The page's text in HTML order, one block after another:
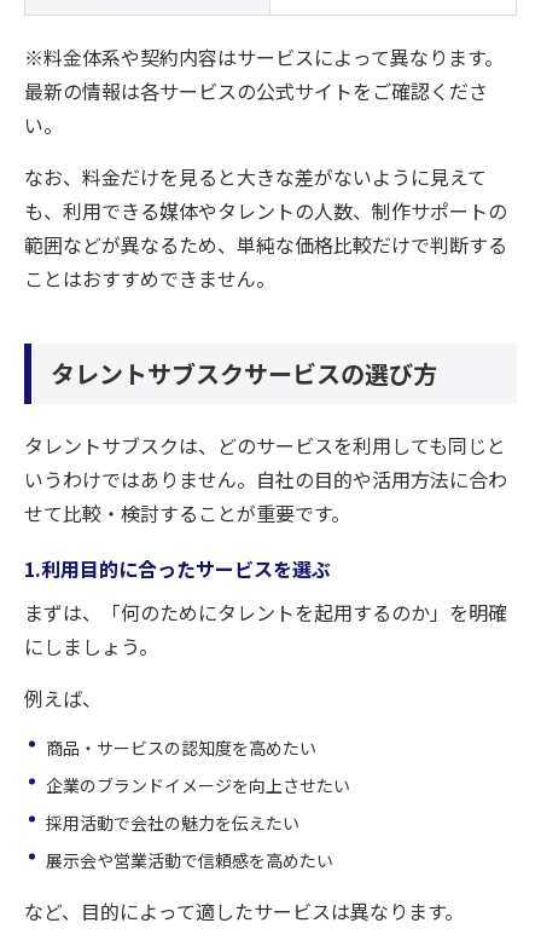
※料金体系や契約内容はサービスによって異なります。
最新の情報は各サービスの公式サイトをご確認くださ
い。
なお、料金だけを見ると大きな差がないように見えて
も、利用できる媒体やタレントの人数、制作サポートの
範囲などが異なるため、単純な価格比較だけで判断する
ことはおすすめできません。
タレントサブスクサービスの選び方
タレントサブスクは、どのサービスを利用しても同じと
いうわけではありません。自社の目的や活用方法に合わ
せて比較・検討することが重要です。
1.利用目的に合ったサービスを選ぶ
まずは、「何のためにタレントを起用するのか」を明確
にしましょう。
例えば、
商品・サービスの認知度を高めたい
企業のブランドイメージを向上させたい
採用活動で会社の魅力を伝えたい
展示会や営業活動で信頼感を高めたい
など、目的によって適したサービスは異なります。